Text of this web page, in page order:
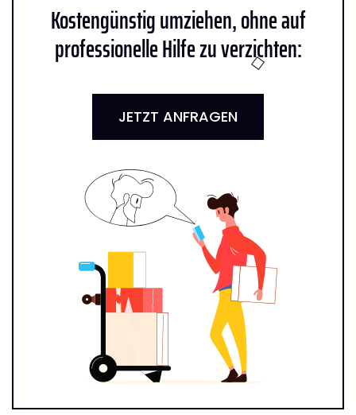
Kostengünstig umziehen, ohne auf
professionelle Hilfe zu verzichten:
JETZT ANFRAGEN